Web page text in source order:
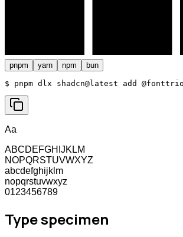
pnpm yarn npm bun
$ pnpm dlx shadcn@latest add
Aa
ABCDEFGHIJKLM
NOPQRSTUVWXYZ
abcdefghijklm
nopqrstuvwxyz
0123456789
Type specimen